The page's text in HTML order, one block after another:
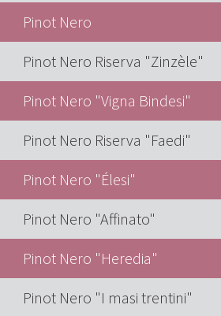
Pinot Nero
Pinot Nero Riserva "Zinzèle"
Pinot Nero "Vigna Bindesi"
Pinot Nero Riserva "Faedi"
Pinot Nero "Élesi"
Pinot Nero "Affinato"
Pinot Nero "Heredia"
Pinot Nero "I masi trentini"